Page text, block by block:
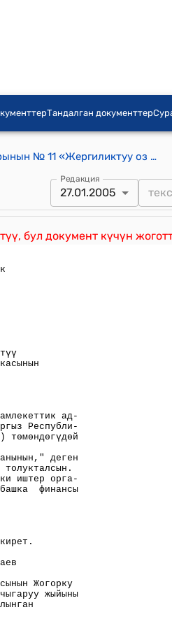
Тандалган документтер
Кыргыз Республикасынын 2005-жылдын 27-январынын № 11 «Жергиликтуу оз алдынча башкаруу жана жергиликтуу мамлекеттик администрацмя жонундо» Кыргыз Республикасынын Мыйзамына толуктоолор киргизуу тууралу" Мыйзамы
Редакция
27.01.2005
бул документ күчүн